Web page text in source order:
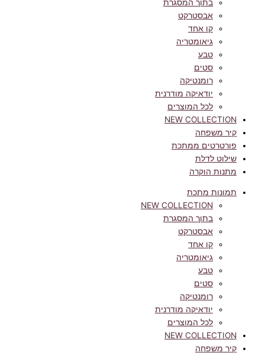
בתוך המסגרת
אבסטרקט
קו אחד
גיאומטריה
טבע
סטים
רומנטיקה
יודאיקה מודרנית
לכל המוצרים
NEW COLLECTION
קיר משפחה
פורטרטים ממתכת
שילוט לדלת
מתנות הוקרה
תמונות מתכת
NEW COLLECTION
בתוך המסגרת
אבסטרקט
קו אחד
גיאומטריה
טבע
סטים
רומנטיקה
יודאיקה מודרנית
לכל המוצרים
NEW COLLECTION
קיר משפחה